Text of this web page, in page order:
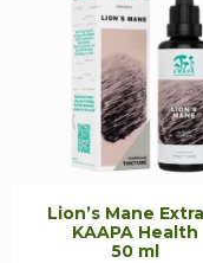
Lion’s Mane
KAAPA Health
50 ml